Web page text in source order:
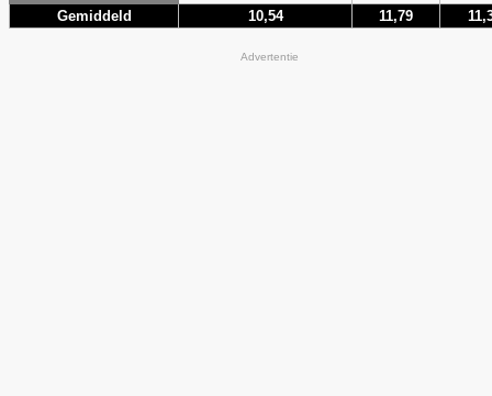
Gemiddeld 10,54 11,79
Advertentie